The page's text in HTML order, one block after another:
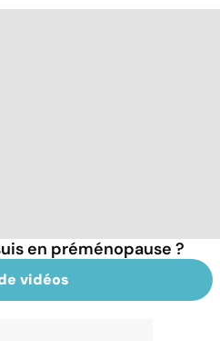
en préménopause ?
vidéos